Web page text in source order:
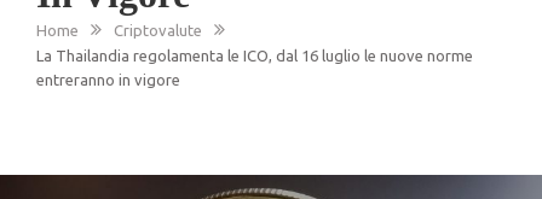
Home
Criptovalute
La Thailandia regolamenta le ICO, dal 16 luglio le nuove norme
entreranno in vigore